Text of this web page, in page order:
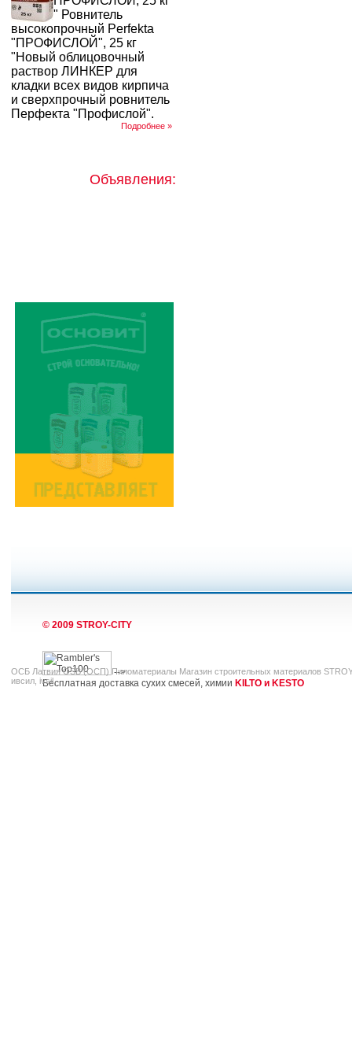
" Ровнитель
высокопрочный Perfekta
"ПРОФИСЛОЙ", 25 кг
"Новый облицовочный
раствор ЛИНКЕР для
кладки всех видов кирпича
и сверхпрочный ровнитель
Перфекта "Профислой".
Подробнее »
Объявления:
© 2009 STROY-CITY
-->
Бесплатная доставка сухих смесей, химии KILTO и KESTO
ОСБ Латвия OSB (ОСП) Пиломатериалы Магазин строительных материалов
ивсил, ivsil,